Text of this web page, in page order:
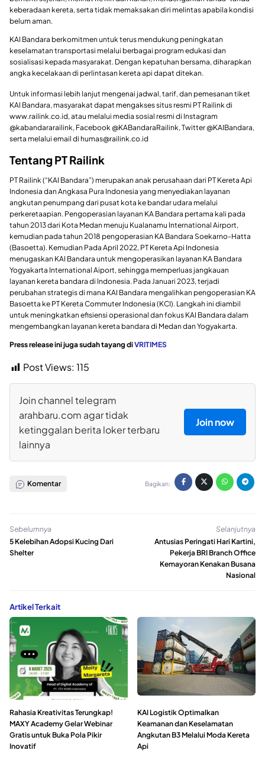
keberadaan kereta, serta tidak memaksakan diri melintas apabila kondisi
belum aman.
KAI Bandara berkomitmen untuk terus mendukung peningkatan
keselamatan transportasi melalui berbagai program edukasi dan
sosialisasi kepada masyarakat. Dengan kepatuhan bersama, diharapkan
angka kecelakaan di perlintasan kereta api dapat ditekan.
Untuk informasi lebih lanjut mengenai jadwal, tarif, dan pemesanan tiket
KAI Bandara, masyarakat dapat mengakses situs resmi PT Railink di
www.railink.co.id, atau melalui media sosial resmi di Instagram
@kabandararailink, Facebook @KABandaraRailink, Twitter @KAIBandara,
serta melalui email di humas@railink.co.id
Tentang PT Railink
PT Railink (“KAI Bandara”) merupakan anak perusahaan dari PT Kereta Api
Indonesia dan Angkasa Pura Indonesia yang menyediakan layanan
angkutan penumpang dari pusat kota ke bandar udara melalui
perkeretaapian. Pengoperasian layanan KA Bandara pertama kali pada
tahun 2013 dari Kota Medan menuju Kualanamu International Airport,
kemudian pada tahun 2018 pengoperasian KA Bandara Soekarno-Hatta
(Basoetta). Kemudian Pada April 2022, PT Kereta Api Indonesia
menugaskan KAI Bandara untuk mengoperasikan layanan KA Bandara
Yogyakarta International Aiport, sehingga memperluas jangkauan
layanan kereta bandara di Indonesia. Pada Januari 2023, terjadi
perubahan strategis di mana KAI Bandara mengalihkan pengoperasian KA
Basoetta ke PT Kereta Commuter Indonesia (KCI). Langkah ini diambil
untuk meningkatkan efisiensi operasional dan fokus KAI Bandara dalam
mengembangkan layanan kereta bandara di Medan dan Yogyakarta.
Press release ini juga sudah tayang diVRITIMES
Post Views: 115
Join channel telegram
arahbaru.com agar tidak
ketinggalan berita loker terbaru
lainnya
Join now
Komentar Bagikan:
Sebelumnya
5 Kelebihan Adopsi Kucing Dari
Shelter
Selanjutnya
Antusias Peringati Hari Kartini,
Pekerja BRI Branch Office
Kemayoran Kenakan Busana
Nasional
Artikel Terkait
Rahasia Kreativitas Terungkap!
MAXY Academy Gelar Webinar
Gratis untuk Buka Pola Pikir
Inovatif
KAI Logistik Optimalkan
Keamanan dan Keselamatan
Angkutan B3 Melalui Moda Kereta
Api